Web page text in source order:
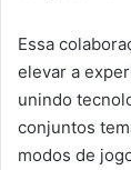
Essa
elevar a
unindo
conjuntos
modos de